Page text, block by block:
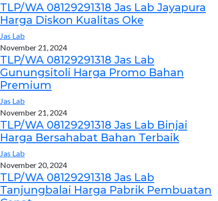
TLP/WA 08129291318 Jas Lab Jayapura
Harga Diskon Kualitas Oke
Jas Lab
November 21, 2024
TLP/WA 08129291318 Jas Lab
Gunungsitoli Harga Promo Bahan
Premium
Jas Lab
November 21, 2024
TLP/WA 08129291318 Jas Lab Binjai
Harga Bersahabat Bahan Terbaik
Jas Lab
November 20, 2024
TLP/WA 08129291318 Jas Lab
Tanjungbalai Harga Pabrik Pembuatan